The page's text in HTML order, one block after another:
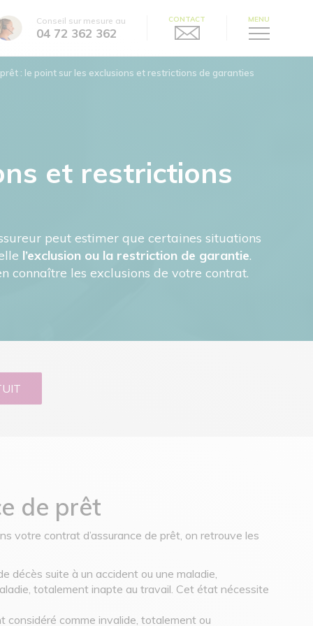
Conseil sur mesure au
04 72 362 362
CONTACT MENU
: le point sur les exclusions et restrictions de garanties
et restrictions
peut estimer que certaines situations
l’exclusion ou la restriction de garantie.
connaître les exclusions de votre contrat.
de prêt
votre contrat d’assurance de prêt, on retrouve les
décès suite à un accident ou une maladie,
totalement inapte au travail. Cet état nécessite
considéré comme invalide, totalement ou